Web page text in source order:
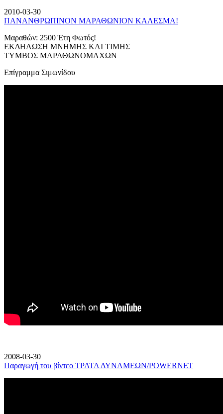
2010-03-30
ΠΑΝΑΝΘΡΩΠΙΝΟΝ ΜΑΡΑΘΩΝΙΟΝ ΚΑΛΕΣΜΑ!
Μαραθών: 2500 Έτη Φωτός!
ΕΚΔΗΛΩΣΗ ΜΝΗΜΗΣ ΚΑΙ ΤΙΜΗΣ
ΤΥΜΒΟΣ ΜΑΡΑΘΩΝΟΜΑΧΩΝ
Επίγραμμα Σιμωνίδου
2008-03-30
Παραγωγή του βίντεο ΤΡΑΤΑ ΔΥΝΑΜΕΩΝ/POWERNET